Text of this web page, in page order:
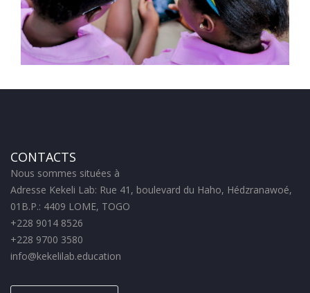
CONTACTS
Nous sommes situées à
Adresse Kekeli Lab: Rue 41, boulevard du Haho, Hédzranawoé,
01B.P.: 4409 LOME, TOGO
+228 9014 8526
+228 9700 3580
info@kekelilab.education